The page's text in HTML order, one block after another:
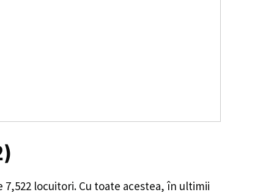
7,522 locuitori. Cu toate acestea, în ultimii